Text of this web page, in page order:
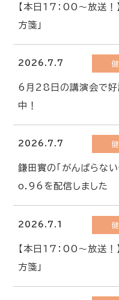
【本日17：00～放送！
方箋」
2026.7.7
6月28日の講演会で好
中！
2026.7.7
鎌田實の「がんばらな
o.96を配信しました
2026.7.1
【本日17：00～放送！
方箋」